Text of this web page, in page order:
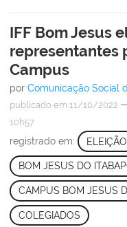
IFF Bom Jesus
representantes
Campus
por Comunicação Social
publicado em 11/10/2022
10h57
registrado em: ELEIÇÃO
BOM JESUS DO
CAMPUS BOM JESUS
COLEGIADOS